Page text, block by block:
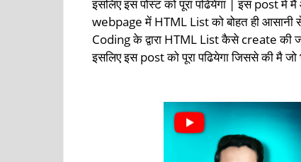
इसलिए इस पोस्ट को पूरा पढियेगा | इस post में
webpage में HTML List को बोहत ही
Coding के द्वारा HTML List कैसे create की
इसलिए इस post को पूरा पढियेगा जिससे की मै